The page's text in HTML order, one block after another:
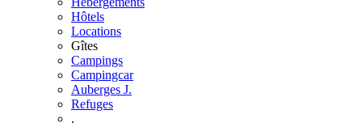
Hôtels
Locations
Gîtes
Campings
Campingcar
Auberges J.
Refuges
.